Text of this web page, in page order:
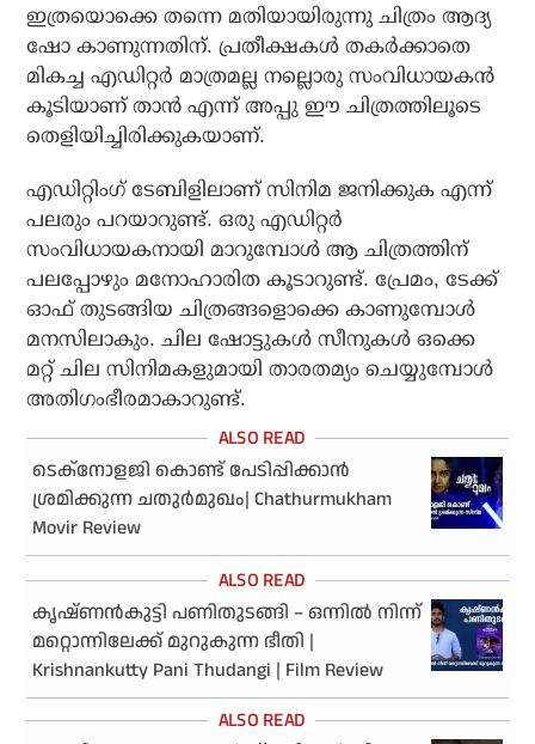
ഇത്രയൊക്കെ തന്നെ മതിയായിരുന്നു ചിത്രം ആദ്യ
ഷോ കാണുന്നതിന്. പ്രതീക്ഷകള്‍ തകര്‍ക്കാതെ
മികച്ച എഡിറ്റര്‍ മാത്രമല്ല നല്ലൊരു സംവിധായകന്‍
കൂടിയാണ് താന്‍ എന്ന് അപ്പു ഈ ചിത്രത്തിലൂടെ
തെളിയിച്ചിരിക്കുകയാണ്.
എഡിറ്റിംഗ് ടേബിളിലാണ് സിനിമ ജനിക്കുക എന്ന്
പലരും പറയാറുണ്ട്. ഒരു എഡിറ്റര്‍
സംവിധായകനായി മാറുമ്പോള്‍ ആ ചിത്രത്തിന്
പലപ്പോഴും മനോഹാരിത കൂടാറുണ്ട്. പ്രേമം, ടേക്ക്
ഓഫ് തുടങ്ങിയ ചിത്രങ്ങളൊക്കെ കാണുമ്പോള്‍
മനസിലാകും. ചില ഷോട്ടുകള്‍ സീനുകള്‍ ഒക്കെ
മറ്റ് ചില സിനിമകളുമായി താരതമ്യം ചെയ്യുമ്പോള്‍
അതിഗംഭീരമാകാറുണ്ട്.
ടെക്‌നോളജി കൊണ്ട് പേടിപ്പിക്കാന്‍
ശ്രമിക്കുന്ന ചതുര്‍മുഖം| Chathurmukham
Movir Review
കൃഷ്ണന്‍കുട്ടി പണിതുടങ്ങി – ഒന്നില്‍ നിന്ന്
മറ്റൊന്നിലേക്ക് മുറുകുന്ന ഭീതി |
Krishnankutty Pani Thudangi | Film Review